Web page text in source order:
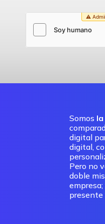
Somos
digital
digital,
Pero no
doble
presente